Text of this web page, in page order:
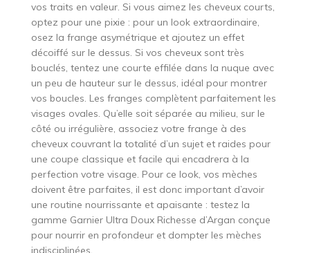
vos traits en valeur. Si vous aimez les cheveux courts,
optez pour une pixie : pour un look extraordinaire,
osez la frange asymétrique et ajoutez un effet
décoiffé sur le dessus. Si vos cheveux sont très
bouclés, tentez une courte effilée dans la nuque avec
un peu de hauteur sur le dessus, idéal pour montrer
vos boucles. Les franges complètent parfaitement les
visages ovales. Qu’elle soit séparée au milieu, sur le
côté ou irrégulière, associez votre frange à des
cheveux couvrant la totalité d’un sujet et raides pour
une coupe classique et facile qui encadrera à la
perfection votre visage. Pour ce look, vos mèches
doivent être parfaites, il est donc important d’avoir
une routine nourrissante et apaisante : testez la
gamme Garnier Ultra Doux Richesse d’Argan conçue
pour nourrir en profondeur et dompter les mèches
indisciplinées.